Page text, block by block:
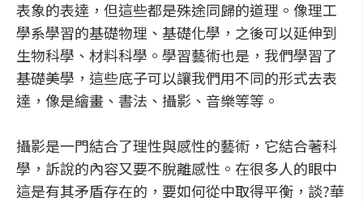
表象的表達，但這些都是殊途同歸的道理。像理工
學系學習的基礎物理、基礎化學，之後可以延伸到
生物科學、材料科學。學習藝術也是，我們學習了
基礎美學，這些底子可以讓我們用不同的形式去表
達，像是繪畫、書法、攝影、音樂等等。
攝影是一門結合了理性與感性的藝術，它結合著科
學，訴說的內容又要不脫離感性。在很多人的眼中
這是有其矛盾存在的，要如何從中取得平衡，談?華